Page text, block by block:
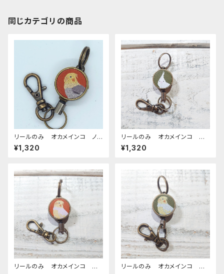
同じカテゴリの商品
リールのみ オカメインコ ノ
ーマル レッドブラウン おか
めいんこ
¥1,320
リールのみ オカメインコ ア
ルビノ グリーン ぽわんシリ
ーズ おかめいんこ
¥1,320
リールのみ オカメインコ ル
リールのみ オカメインコ ル